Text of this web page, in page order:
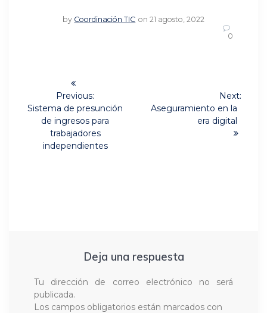
by Coordinación TIC on 21 agosto, 2022
0
Navegación
de
entradas
Previous:
Previous
post:
Sistema de presunción
de ingresos para
trabajadores
independientes
Next:
Next
Aseguramiento en la
era digital
Deja una respuesta
Tu dirección de correo electrónico no será
publicada.
Los campos obligatorios están marcados con